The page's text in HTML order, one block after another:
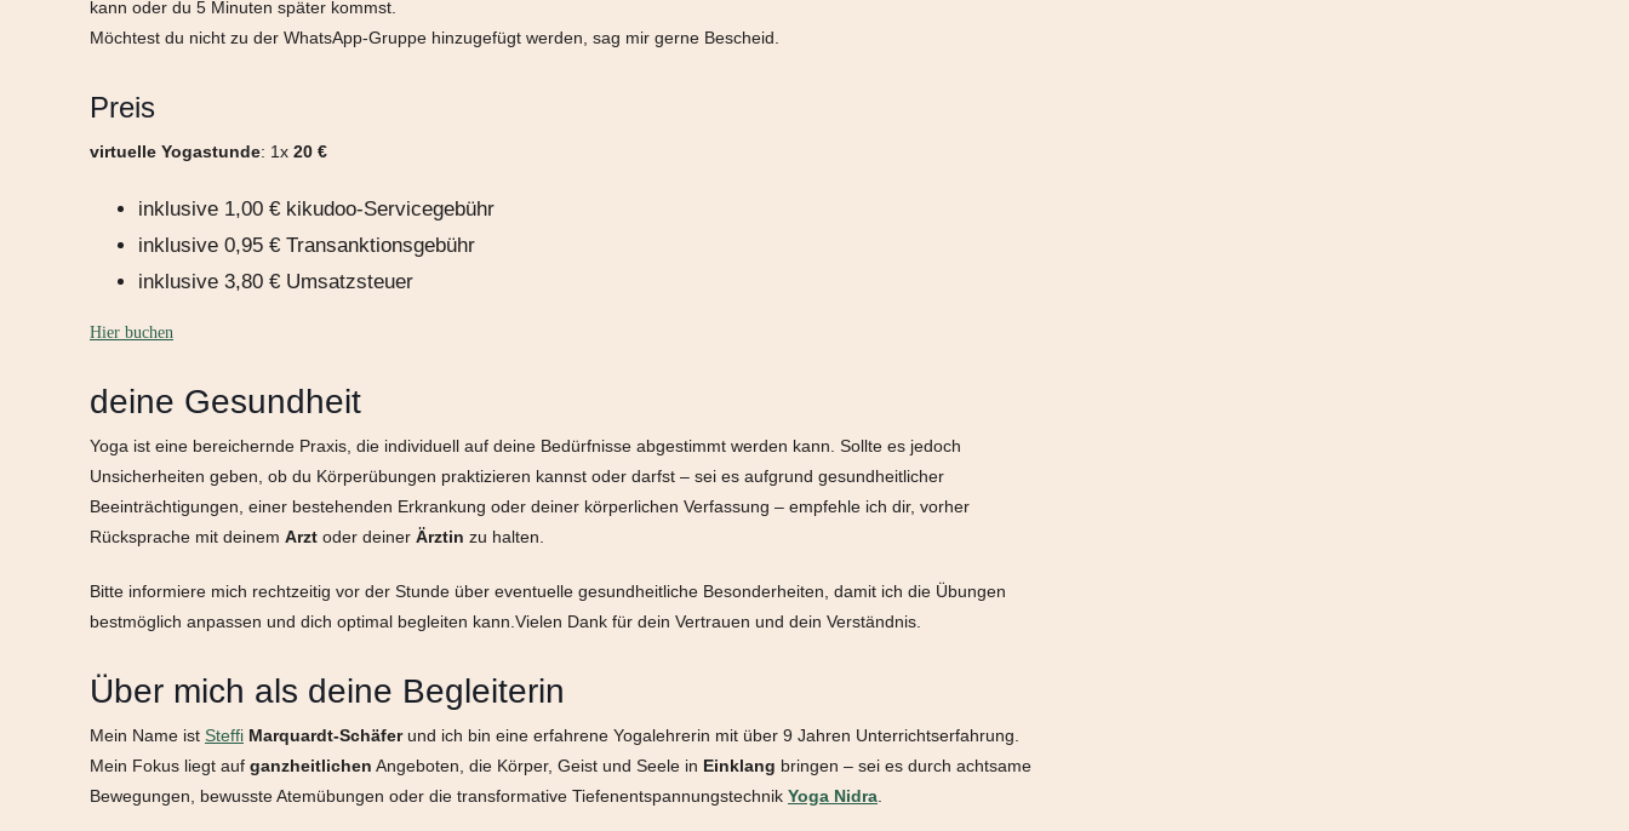
kann oder du 5 Minuten später kommst.
Möchtest du nicht zu der WhatsApp-Gruppe hinzugefügt werden, sag mir gerne Bescheid.
Preis
virtuelle Yogastunde: 1x 20 €
inklusive 1,00 € kikudoo-Servicegebühr
inklusive 0,95 € Transanktionsgebühr
inklusive 3,80 € Umsatzsteuer
Hier buchen
deine Gesundheit
Yoga ist eine bereichernde Praxis, die individuell auf deine Bedürfnisse abgestimmt werden kann. Sollte es jedoch
Unsicherheiten geben, ob du Körperübungen praktizieren kannst oder darfst – sei es aufgrund gesundheitlicher
Beeinträchtigungen, einer bestehenden Erkrankung oder deiner körperlichen Verfassung – empfehle ich dir, vorher
Rücksprache mit deinem Arzt oder deiner Ärztin zu halten.
Bitte informiere mich rechtzeitig vor der Stunde über eventuelle gesundheitliche Besonderheiten, damit ich die Übungen
bestmöglich anpassen und dich optimal begleiten kann.Vielen Dank für dein Vertrauen und dein Verständnis.
Über mich als deine Begleiterin
Mein Name ist Steffi Marquardt-Schäferund ich bin eine erfahrene Yogalehrerin mit über 9 Jahren Unterrichtserfahrung.
Mein Fokus liegt auf ganzheitlichen Angeboten, die Körper, Geist und Seele in Einklang bringen – sei es durch achtsame
Bewegungen, bewusste Atemübungen oder die transformative Tiefenentspannungstechnik Yoga Nidra.